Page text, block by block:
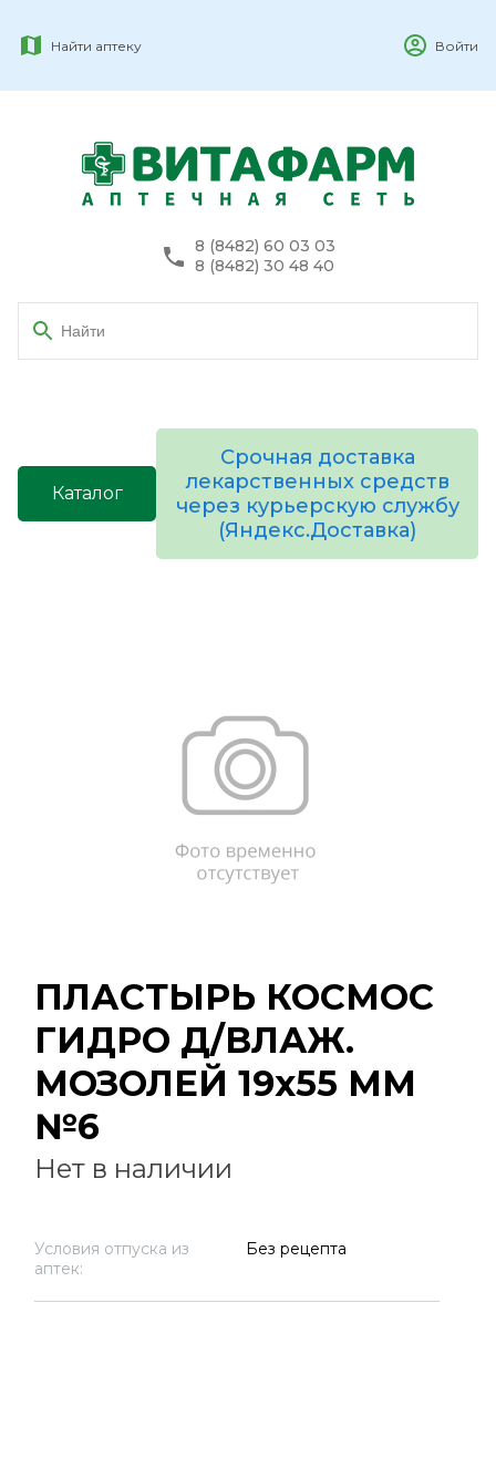
Найти аптеку Войти
8 (8482) 60 03 03
8 (8482) 30 48 40
Каталог
Срочная доставка
лекарственных средств
через курьерскую службу
(Яндекс.Доставка)
ПЛАСТЫРЬ КОСМОС
ГИДРО Д/ВЛАЖ.
МОЗОЛЕЙ 19х55 ММ
№6
Нет в наличии
Условия отпуска из
аптек:
Без рецепта